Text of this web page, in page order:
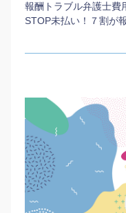
報酬トラブル弁護士費
STOP未払い！７割が